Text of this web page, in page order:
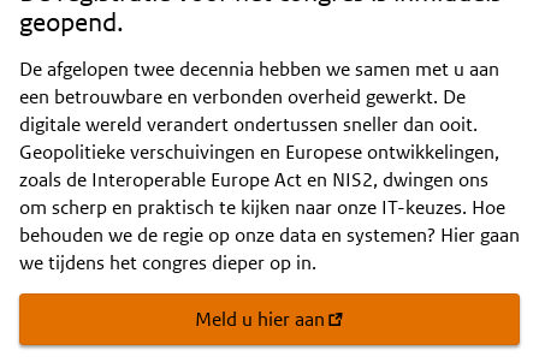
geopend.
De afgelopen twee decennia hebben we samen met u aan
een betrouwbare en verbonden overheid gewerkt. De
digitale wereld verandert ondertussen sneller dan ooit.
Geopolitieke verschuivingen en Europese ontwikkelingen,
zoals de Interoperable Europe Act en NIS2, dwingen ons
om scherp en praktisch te kijken naar onze IT-keuzes. Hoe
behouden we de regie op onze data en systemen? Hier gaan
we tijdens het congres dieper op in.
Meld u hier aan